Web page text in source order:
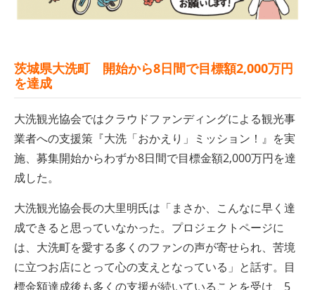
茨城県大洗町 開始から8日間で目標額2,000万円
を達成
大洗観光協会ではクラウドファンディングによる観光事
業者への支援策『大洗「おかえり」ミッション！』を実
施、募集開始からわずか8日間で目標金額2,000万円を達
成した。
大洗観光協会長の大里明氏は「まさか、こんなに早く達
成できると思っていなかった。プロジェクトページに
は、大洗町を愛する多くのファンの声が寄せられ、苦境
に立つお店にとって心の支えとなっている」と話す。目
標金額達成後も多くの支援が続いていることを受け、5